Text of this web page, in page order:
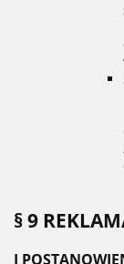
§ 9
I